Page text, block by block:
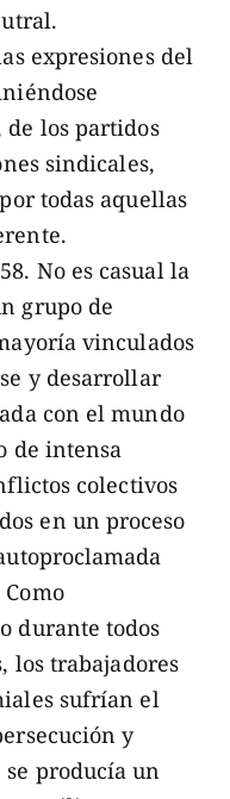
expresiones del
los partidos
sindicales,
todas aquellas
No es casual la
grupo de
vinculados
y desarrollar
con el mundo
de intensa
colectivos
en un proceso
durante todos
los trabajadores
sufrían el
y
producía un